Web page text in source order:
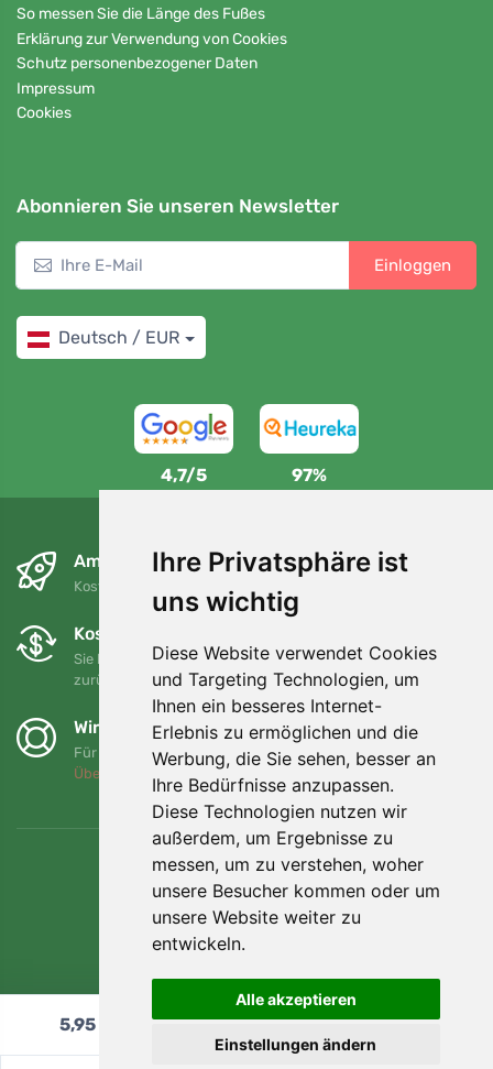
Ihre Privatsphäre ist
uns wichtig
Diese Website verwendet Cookies
und Targeting Technologien, um
Ihnen ein besseres Internet-
Erlebnis zu ermöglichen und die
Werbung, die Sie sehen, besser an
Ihre Bedürfnisse anzupassen.
Diese Technologien nutzen wir
außerdem, um Ergebnisse zu
messen, um zu verstehen, woher
unsere Besucher kommen oder um
unsere Website weiter zu
entwickeln.
Alle akzeptieren
Einstellungen ändern
So messen Sie die Länge des Fußes
Erklärung zur Verwendung von Cookies
Schutz personenbezogener Daten
Impressum
Cookies
Abonnieren Sie unseren Newsletter
Einloggen
Deutsch / EUR
4,7/5 97%
Am nächsten Tag und kostenlos
Kostenloser Versand für Bestellungen über 80 EUR
Kostenloser Umtausch und Rückgabe
Sie können Ihre Bestellung jederzeit innerhalb von 90 Tagen
zurückgeben oder umtauschen.
Wir unterstützen Trees.org
Für jede Bestellung pflanzen wir einen Baum! Mehr lesen
Über uns
5,95 In den Warenkorb